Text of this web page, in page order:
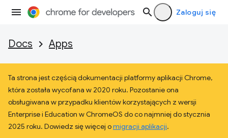
Zaloguj się
Docs Apps
Ta strona jest częścią dokumentacji platformy aplikacji Chrome,
która została wycofana w 2020 roku. Pozostanie ona
obsługiwana w przypadku klientów korzystających z wersji
Enterprise i Education w ChromeOS do co najmniej do stycznia
2025 roku. Dowiedz się więcej omigracji aplikacji.